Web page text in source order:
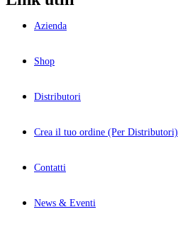
Azienda
Shop
Distributori
Crea il tuo ordine (Per Distributori)
Contatti
News & Eventi